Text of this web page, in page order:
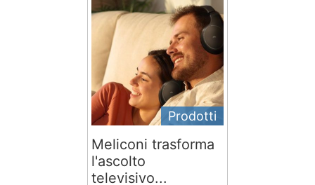
Prodotti
Meliconi trasforma
l'ascolto
televisivo...